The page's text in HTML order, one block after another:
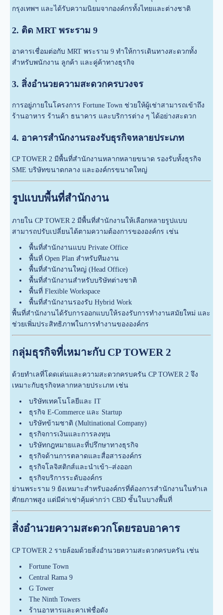
กรุงเทพฯ และได้รับความนิยมจากองค์กรทั้งไทยและต่างชาติ
2. ติด MRT พระราม 9
อาคารเชื่อมต่อกับ MRT พระราม 9 ทำให้การเดินทางสะดวกทั้ง
สำหรับพนักงาน ลูกค้า และคู่ค้าทางธุรกิจ
3. สิ่งอำนวยความสะดวกครบวงจร
การอยู่ภายในโครงการ Fortune Town ช่วยให้ผู้เช่าสามารถเข้าถึง
ร้านอาหาร ร้านค้า ธนาคาร และบริการต่าง ๆ ได้อย่างสะดวก
4. อาคารสำนักงานรองรับธุรกิจหลายประเภท
CP TOWER 2 มีพื้นที่สำนักงานหลากหลายขนาด รองรับทั้งธุรกิจ
SME บริษัทขนาดกลาง และองค์กรขนาดใหญ่
รูปแบบพื้นที่สำนักงาน
ภายใน CP TOWER 2 มีพื้นที่สำนักงานให้เลือกหลายรูปแบบ
สามารถปรับเปลี่ยนได้ตามความต้องการขององค์กร เช่น
พื้นที่สำนักงานแบบ Private Office
พื้นที่ Open Plan สำหรับทีมงาน
พื้นที่สำนักงานใหญ่ (Head Office)
พื้นที่สำนักงานสำหรับบริษัทต่างชาติ
พื้นที่ Flexible Workspace
พื้นที่สำนักงานรองรับ Hybrid Work
พื้นที่สำนักงานได้รับการออกแบบให้รองรับการทำงานสมัยใหม่ และ
ช่วยเพิ่มประสิทธิภาพในการทำงานขององค์กร
กลุ่มธุรกิจที่เหมาะกับ CP TOWER 2
ด้วยทำเลที่โดดเด่นและความสะดวกครบครัน CP TOWER 2 จึง
เหมาะกับธุรกิจหลากหลายประเภท เช่น
บริษัทเทคโนโลยีและ IT
ธุรกิจ E-Commerce และ Startup
บริษัทข้ามชาติ (Multinational Company)
ธุรกิจการเงินและการลงทุน
บริษัทกฎหมายและที่ปรึกษาทางธุรกิจ
ธุรกิจด้านการตลาดและสื่อสารองค์กร
ธุรกิจโลจิสติกส์และนำเข้า–ส่งออก
ธุรกิจบริการระดับองค์กร
ย่านพระราม 9 ยังเหมาะสำหรับองค์กรที่ต้องการสำนักงานในทำเล
ศักยภาพสูง แต่มีค่าเช่าคุ้มค่ากว่า CBD ชั้นในบางพื้นที่
สิ่งอำนวยความสะดวกโดยรอบอาคาร
CP TOWER 2 รายล้อมด้วยสิ่งอำนวยความสะดวกครบครัน เช่น
Fortune Town
Central Rama 9
G Tower
The Ninth Towers
ร้านอาหารและคาเฟ่ชื่อดัง